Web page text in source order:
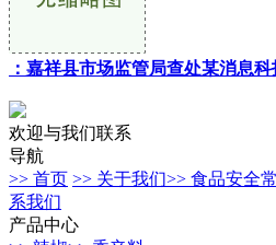
：嘉祥县市场监管局查处某消息科
欢迎与我们联系
导航
>> 首页 >> 关于我们>> 食品安全
系我们
产品中心